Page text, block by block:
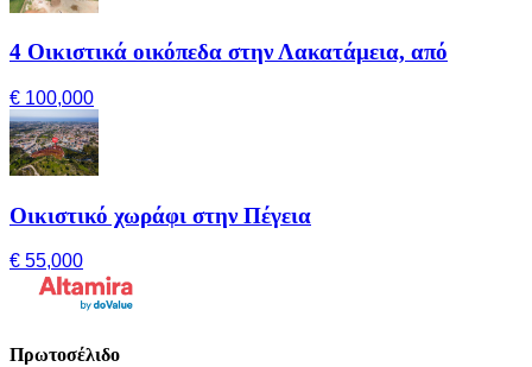
4 Οικιστικά οικόπεδα στην Λακατάμεια, από
€ 100,000
Οικιστικό χωράφι στην Πέγεια
€ 55,000
Πρωτοσέλιδο